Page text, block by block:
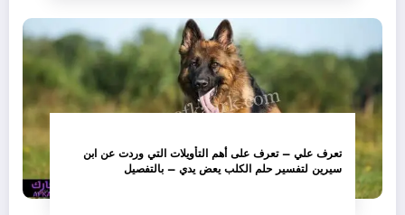
تعرف علي – تعرف على أهم التأويلات التي وردت عن ابن
سيرين لتفسير حلم الكلب يعض يدي – بالتفصيل